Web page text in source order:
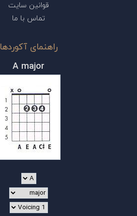
قوانین سایت
تماس با ما
راهنمای آکوردها
A major